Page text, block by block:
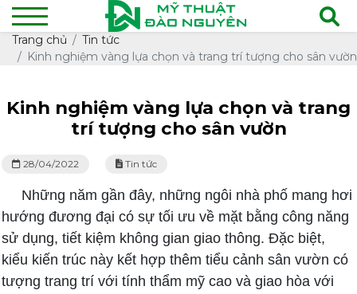
Trang chủ
Tin tức
Kinh nghiệm vàng lựa chọn và trang trí tượng cho sân vườn
Kinh nghiệm vàng lựa chọn và trang
trí tượng cho sân vườn
28/04/2022 Tin tức
Những năm gần đây, những ngôi nhà phố mang hơi
hướng đương đại có sự tối ưu về mặt bằng công năng
sử dụng, tiết kiệm không gian giao thông. Đặc biệt,
kiểu kiến trúc này kết hợp thêm tiểu cảnh sân vườn có
tượng trang trí với tính thẩm mỹ cao và giao hòa với